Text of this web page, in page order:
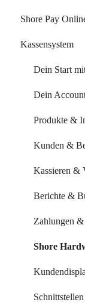
Dein Start
Dein
Kalender &
Buchung
Leistungen
Mitarbeiter &
Shore Pay
Einrichtung
Kassensystem
Dein Start
Dein
Produkte &
Kunden &
Kassieren &
Berichte &
Zahlungen
Shore